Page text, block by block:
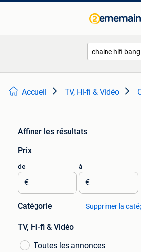
Accueil TV, Hi-fi & Vidéo
Affiner les résultats
Prix
de
€
à
€
Catégorie Supprimer la
TV, Hi-fi & Vidéo
Toutes les annonces